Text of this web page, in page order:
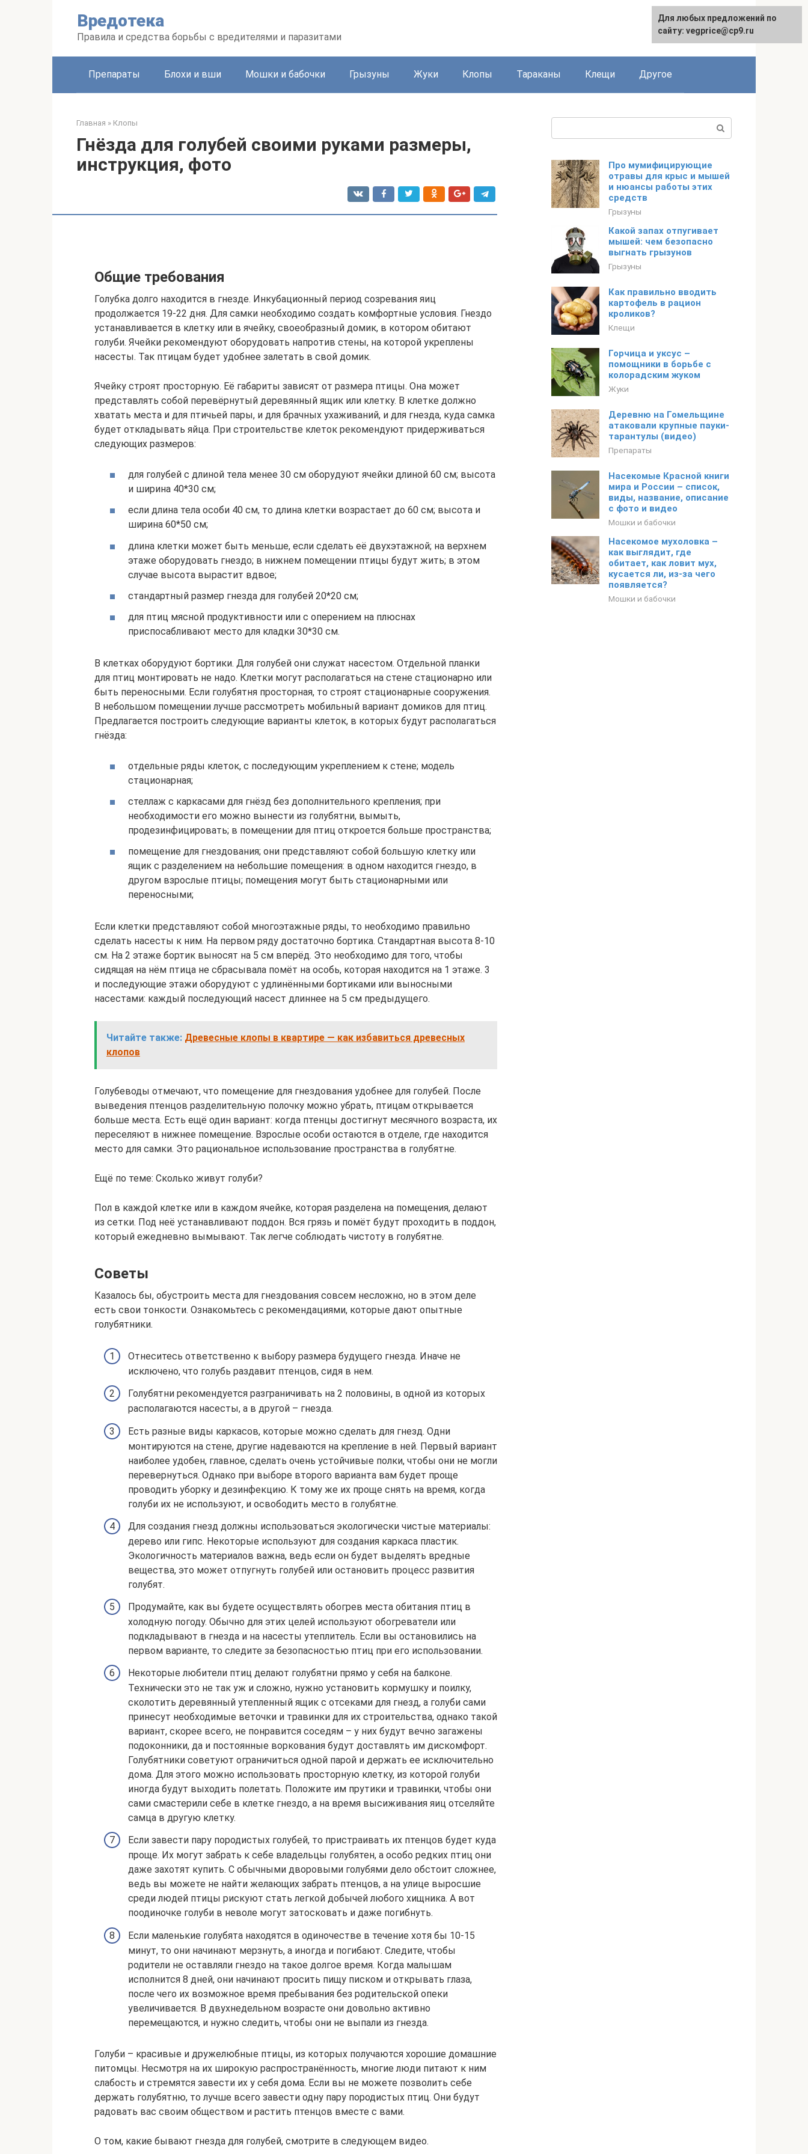
Вредотека
Правила и средства борьбы с вредителями и паразитами
Препараты Блохи и вши Мошки и бабочки Грызуны Жуки Клопы Тараканы Клещи Другое
Главная » Клопы
Гнёзда для голубей своими руками размеры,
инструкция, фото
Общие требования
Голубка долго находится в гнезде. Инкубационный период созревания яиц
продолжается 19-22 дня. Для самки необходимо создать комфортные условия. Гнездо
устанавливается в клетку или в ячейку, своеобразный домик, в котором обитают
голуби. Ячейки рекомендуют оборудовать напротив стены, на которой укреплены
насесты. Так птицам будет удобнее залетать в свой домик.
Ячейку строят просторную. Её габариты зависят от размера птицы. Она может
представлять собой перевёрнутый деревянный ящик или клетку. В клетке должно
хватать места и для птичьей пары, и для брачных ухаживаний, и для гнезда, куда самка
будет откладывать яйца. При строительстве клеток рекомендуют придерживаться
следующих размеров:
для голубей с длиной тела менее 30 см оборудуют ячейки длиной 60 см; высота
и ширина 40*30 см;
если длина тела особи 40 см, то длина клетки возрастает до 60 см; высота и
ширина 60*50 см;
длина клетки может быть меньше, если сделать её двухэтажной; на верхнем
этаже оборудовать гнездо; в нижнем помещении птицы будут жить; в этом
случае высота вырастит вдвое;
стандартный размер гнезда для голубей 20*20 см;
для птиц мясной продуктивности или с оперением на плюснах
приспосабливают место для кладки 30*30 см.
В клетках оборудуют бортики. Для голубей они служат насестом. Отдельной планки
для птиц монтировать не надо. Клетки могут располагаться на стене стационарно или
быть переносными. Если голубятня просторная, то строят стационарные сооружения.
В небольшом помещении лучше рассмотреть мобильный вариант домиков для птиц.
Предлагается построить следующие варианты клеток, в которых будут располагаться
гнёзда:
отдельные ряды клеток, с последующим укреплением к стене; модель
стационарная;
стеллаж с каркасами для гнёзд без дополнительного крепления; при
необходимости его можно вынести из голубятни, вымыть,
продезинфицировать; в помещении для птиц откроется больше пространства;
помещение для гнездования; они представляют собой большую клетку или
ящик с разделением на небольшие помещения: в одном находится гнездо, в
другом взрослые птицы; помещения могут быть стационарными или
переносными;
Если клетки представляют собой многоэтажные ряды, то необходимо правильно
сделать насесты к ним. На первом ряду достаточно бортика. Стандартная высота 8-10
см. На 2 этаже бортик выносят на 5 см вперёд. Это необходимо для того, чтобы
сидящая на нём птица не сбрасывала помёт на особь, которая находится на 1 этаже. 3
и последующие этажи оборудуют с удлинёнными бортиками или выносными
насестами: каждый последующий насест длиннее на 5 см предыдущего.
Читайте также: Древесные клопы в квартире — как избавиться древесных
клопов
Голубеводы отмечают, что помещение для гнездования удобнее для голубей. После
выведения птенцов разделительную полочку можно убрать, птицам открывается
больше места. Есть ещё один вариант: когда птенцы достигнут месячного возраста, их
переселяют в нижнее помещение. Взрослые особи остаются в отделе, где находится
место для самки. Это рациональное использование пространства в голубятне.
Ещё по теме: Сколько живут голуби?
Пол в каждой клетке или в каждом ячейке, которая разделена на помещения, делают
из сетки. Под неё устанавливают поддон. Вся грязь и помёт будут проходить в поддон,
который ежедневно вымывают. Так легче соблюдать чистоту в голубятне.
Советы
Казалось бы, обустроить места для гнездования совсем несложно, но в этом деле
есть свои тонкости. Ознакомьтесь с рекомендациями, которые дают опытные
голубятники.
Отнеситесь ответственно к выбору размера будущего гнезда. Иначе не
исключено, что голубь раздавит птенцов, сидя в нем.
Голубятни рекомендуется разграничивать на 2 половины, в одной из которых
располагаются насесты, а в другой – гнезда.
Есть разные виды каркасов, которые можно сделать для гнезд. Одни
монтируются на стене, другие надеваются на крепление в ней. Первый вариант
наиболее удобен, главное, сделать очень устойчивые полки, чтобы они не могли
перевернуться. Однако при выборе второго варианта вам будет проще
проводить уборку и дезинфекцию. К тому же их проще снять на время, когда
голуби их не используют, и освободить место в голубятне.
Для создания гнезд должны использоваться экологически чистые материалы:
дерево или гипс. Некоторые используют для создания каркаса пластик.
Экологичность материалов важна, ведь если он будет выделять вредные
вещества, это может отпугнуть голубей или остановить процесс развития
голубят.
Продумайте, как вы будете осуществлять обогрев места обитания птиц в
холодную погоду. Обычно для этих целей используют обогреватели или
подкладывают в гнезда и на насесты утеплитель. Если вы остановились на
первом варианте, то следите за безопасностью птиц при его использовании.
Некоторые любители птиц делают голубятни прямо у себя на балконе.
Технически это не так уж и сложно, нужно установить кормушку и поилку,
сколотить деревянный утепленный ящик с отсеками для гнезд, а голуби сами
принесут необходимые веточки и травинки для их строительства, однако такой
вариант, скорее всего, не понравится соседям – у них будут вечно загажены
подоконники, да и постоянные воркования будут доставлять им дискомфорт.
Голубятники советуют ограничиться одной парой и держать ее исключительно
дома. Для этого можно использовать просторную клетку, из которой голуби
иногда будут выходить полетать. Положите им прутики и травинки, чтобы они
сами смастерили себе в клетке гнездо, а на время высиживания яиц отселяйте
самца в другую клетку.
Если завести пару породистых голубей, то пристраивать их птенцов будет куда
проще. Их могут забрать к себе владельцы голубятен, а особо редких птиц они
даже захотят купить. С обычными дворовыми голубями дело обстоит сложнее,
ведь вы можете не найти желающих забрать птенцов, а на улице выросшие
среди людей птицы рискуют стать легкой добычей любого хищника. А вот
поодиночке голуби в неволе могут затосковать и даже погибнуть.
Если маленькие голубята находятся в одиночестве в течение хотя бы 10-15
минут, то они начинают мерзнуть, а иногда и погибают. Следите, чтобы
родители не оставляли гнездо на такое долгое время. Когда малышам
исполнится 8 дней, они начинают просить пищу писком и открывать глаза,
после чего их возможное время пребывания без родительской опеки
увеличивается. В двухнедельном возрасте они довольно активно
перемещаются, и нужно следить, чтобы они не выпали из гнезда.
Голуби – красивые и дружелюбные птицы, из которых получаются хорошие домашние
питомцы. Несмотря на их широкую распространённость, многие люди питают к ним
слабость и стремятся завести их у себя дома. Если вы не можете позволить себе
держать голубятню, то лучше всего завести одну пару породистых птиц. Они будут
радовать вас своим обществом и растить птенцов вместе с вами.
О том, какие бывают гнезда для голубей, смотрите в следующем видео.
Про мумифицирующие
отравы для крыс и мышей
и нюансы работы этих
средств
Грызуны
Какой запах отпугивает
мышей: чем безопасно
выгнать грызунов
Грызуны
Как правильно вводить
картофель в рацион
кроликов?
Клещи
Горчица и уксус –
помощники в борьбе с
колорадским жуком
Жуки
Деревню на Гомельщине
атаковали крупные пауки-
тарантулы (видео)
Препараты
Насекомые Красной книги
мира и России – список,
виды, название, описание
с фото и видео
Мошки и бабочки
Насекомое мухоловка –
как выглядит, где
обитает, как ловит мух,
кусается ли, из-за чего
появляется?
Мошки и бабочки
Для любых предложений по
сайту: vegprice@cp9.ru